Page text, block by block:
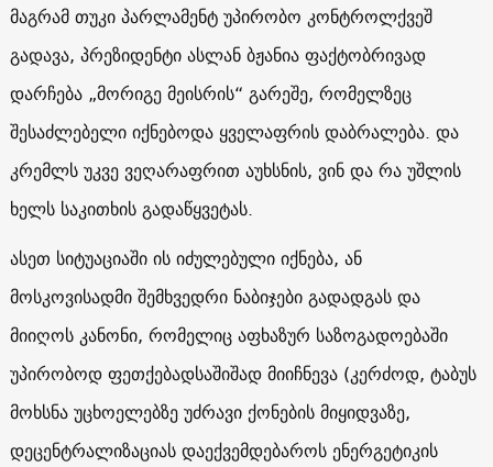
მაგრამ თუკი პარლამენტ უპირობო კონტროლქვეშ
გადავა, პრეზიდენტი ასლან ბჟანია ფაქტობრივად
დარჩება „მორიგე მეისრის“ გარეშე, რომელზეც
შესაძლებელი იქნებოდა ყველაფრის დაბრალება. და
კრემლს უკვე ვეღარაფრით აუხსნის, ვინ და რა უშლის
ხელს საკითხის გადაწყვეტას.
ასეთ სიტუაციაში ის იძულებული იქნება, ან
მოსკოვისადმი შემხვედრი ნაბიჯები გადადგას და
მიიღოს კანონი, რომელიც აფხაზურ საზოგადოებაში
უპირობოდ ფეთქებადსაშიშად მიიჩნევა (კერძოდ, ტაბუს
მოხსნა უცხოელებზე უძრავი ქონების მიყიდვაზე,
დეცენტრალიზაციას დაექვემდებაროს ენერგეტიკის